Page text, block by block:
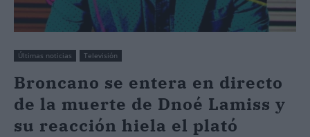
Últimas noticias Televisión
Broncano se entera en directo
de la muerte de Dnoé Lamiss y
su reacción hiela el plató